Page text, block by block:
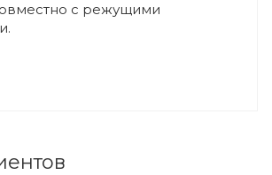
с режущими